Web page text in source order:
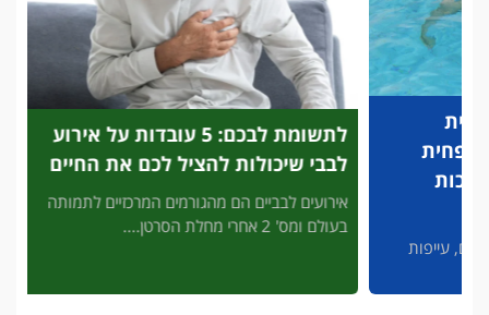
לתשומת לבכם: 5 עובדות על אירוע
לבבי שיכולות להציל לכם את החיים
אירועים לבביים הם מהגורמים המרכזיים לתמותה
בעולם ומס' 2 אחרי מחלת הסרטן....